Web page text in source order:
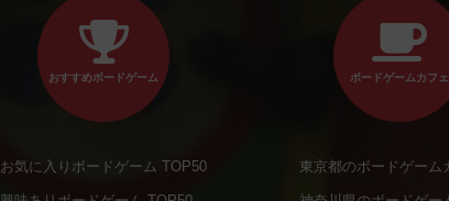
おすすめボードゲーム
お気に入りボードゲーム TOP50
ボードゲームカフェ
東京都のボードゲーム